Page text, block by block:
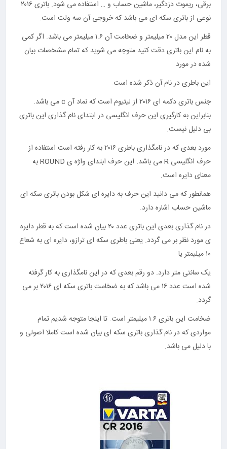
برقی، ریموت دزدگیر، ماشین حساب و … استفاده می شود. باتری ۲۰۱۶
نوعی از باتری سکه ای می باشد که خروجی آن سه ولت است.
قطر این مدل ۲۰ میلیمتر و ضخامت آن ۱.۶ میلیمتر می باشد. اگر کمی
به نام این باتری دقت کنید متوجه می شوید که تمام مشخصات بیان
شده در مورد
این باطری در نام آن ذکر شده است.
جنس باتری دکمه ای ۲۰۱۶ از لیتیوم است که نماد آن c می باشد.
بنابراین به کارگیری این حرف انگلیسی در ابتدای نام گذاری این باتری
بی دلیل نیست.
مورد بعدی که در نامگذاری باطری ۲۰۱۶ به کار رفته است استفاده از
حرف انگلیسی R می باشد. این حرف ابتدای واژه ی ROUND به
معنای دایره است.
همانطور که می دانید این حرف به دایره ای شکل بودن باتری سکه ای
ماشین حساب اشاره دارد.
در نام گذاری بعدی این باتری عدد ۲۰ بیان شده است که به قطر دایره
ی مورد نظر بر می گردد. یعنی باطری سکه ای ترازو، دایره ای به شعاع
۱۰ میلیمتر یا
یک سانتی متر دارد. دو رقم بعدی که در این نامگذاری به کار گرفته
شده است عدد ۱۶ می باشد که به ضخامت باتری سکه ای ۲۰۱۶ بر می
گردد.
ضخامت این باتری ۱.۶ میلیمتر است. تا اینجا متوجه شدیم تمام
مواردی که در نام گذاری باتری سکه ای بیان شده است کاملا اصولی و
با دلیل می باشد.